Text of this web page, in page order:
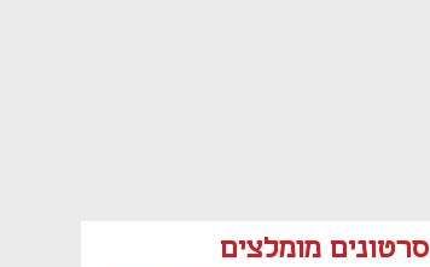
סרטונים מומלצים